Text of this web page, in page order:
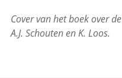
Cover van het boek over
A.J. Schouten en K. Loos.